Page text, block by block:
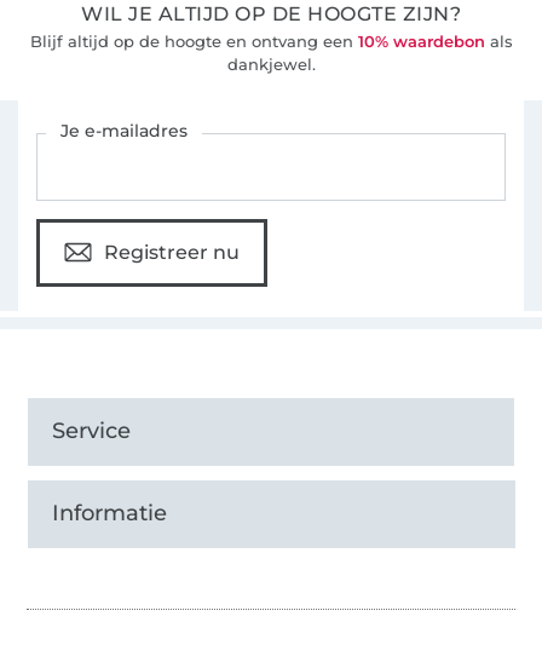
WIL JE ALTIJD OP DE HOOGTE ZIJN?
Blijf altijd op de hoogte en ontvang een 10% waardebon als
dankjewel.
Je e-mailadres
Registreer nu
Service
Informatie